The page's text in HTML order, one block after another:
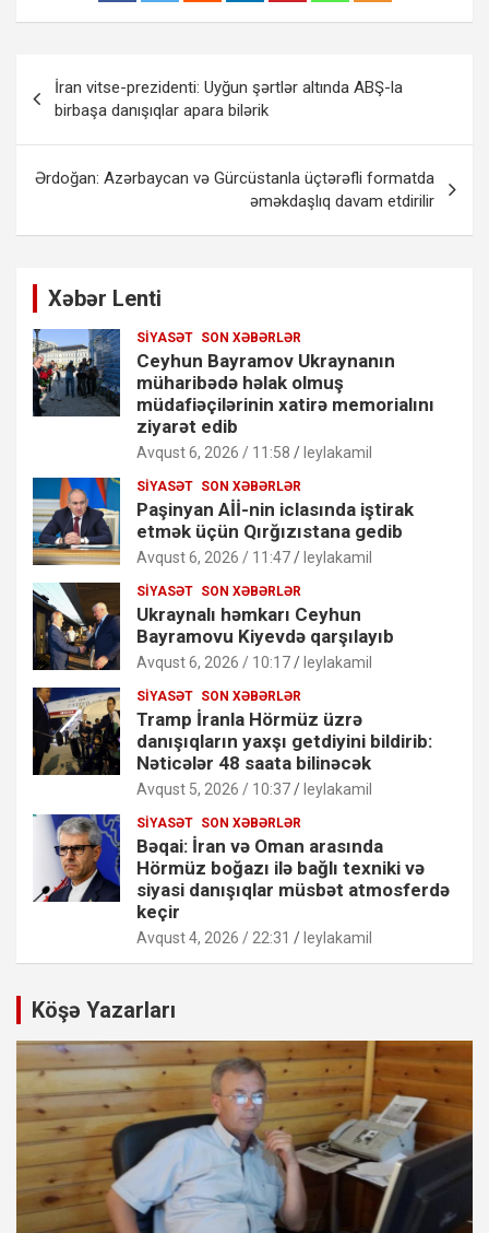
Yazı
naviqasiyası
İran vitse-prezidenti: Uyğun şərtlər altında ABŞ-la
birbaşa danışıqlar apara bilərik
Ərdoğan: Azərbaycan və Gürcüstanla üçtərəfli formatda
əməkdaşlıq davam etdirilir
Xəbər Lenti
SIYASƏT SON XƏBƏRLƏR
Ceyhun Bayramov Ukraynanın
müharibədə həlak olmuş
müdafiəçilərinin xatirə memorialını
ziyarət edib
Avqust 6, 2026 / 11:58 leylakamil
SIYASƏT SON XƏBƏRLƏR
Paşinyan Aİİ-nin iclasında iştirak
etmək üçün Qırğızıstana gedib
Avqust 6, 2026 / 11:47 leylakamil
SIYASƏT SON XƏBƏRLƏR
Ukraynalı həmkarı Ceyhun
Bayramovu Kiyevdə qarşılayıb
Avqust 6, 2026 / 10:17 leylakamil
SIYASƏT SON XƏBƏRLƏR
Tramp İranla Hörmüz üzrə
danışıqların yaxşı getdiyini bildirib:
Nəticələr 48 saata bilinəcək
Avqust 5, 2026 / 10:37 leylakamil
SIYASƏT SON XƏBƏRLƏR
Bəqai: İran və Oman arasında
Hörmüz boğazı ilə bağlı texniki və
siyasi danışıqlar müsbət atmosferdə
keçir
Avqust 4, 2026 / 22:31 leylakamil
Köşə Yazarları